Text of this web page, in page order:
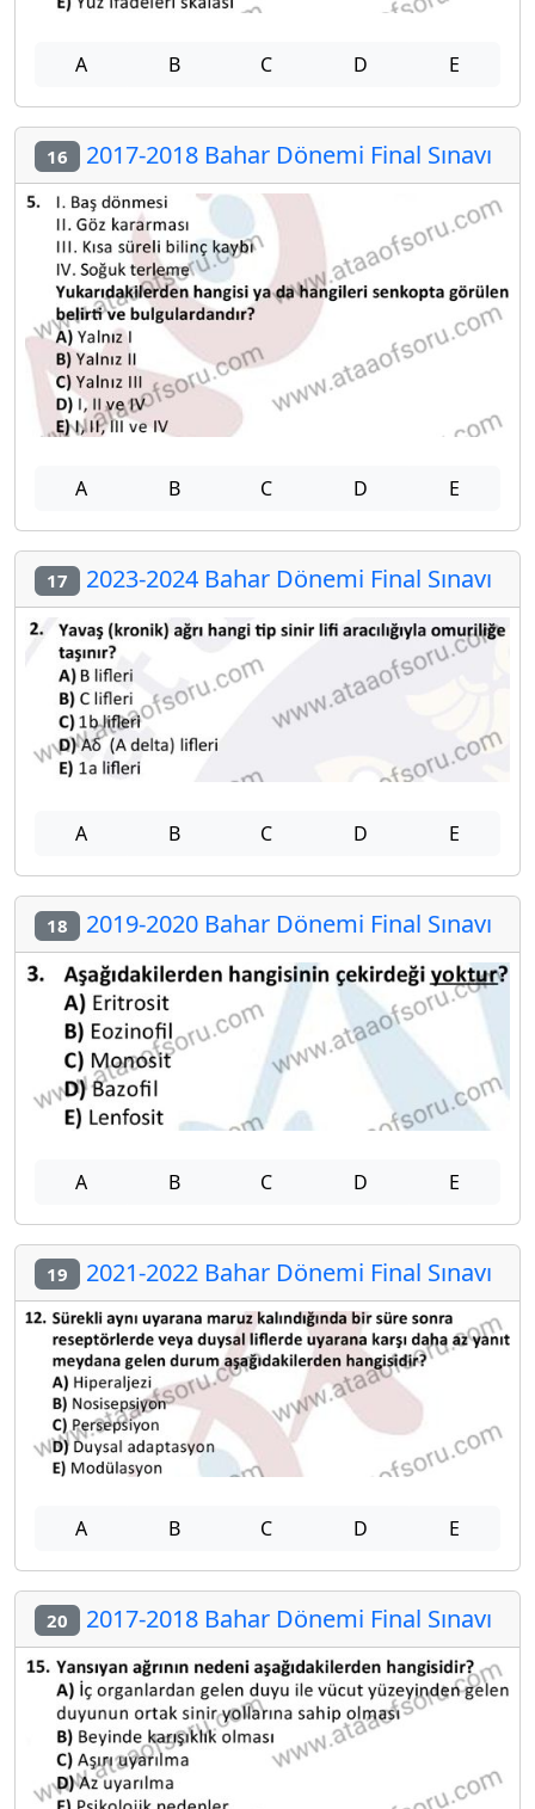
A B C D E
16 2017-2018 Bahar Dönemi Final Sınavı
A B C D E
17 2023-2024 Bahar Dönemi Final Sınavı
A B C D E
18 2019-2020 Bahar Dönemi Final Sınavı
A B C D E
19 2021-2022 Bahar Dönemi Final Sınavı
A B C D E
20 2017-2018 Bahar Dönemi Final Sınavı